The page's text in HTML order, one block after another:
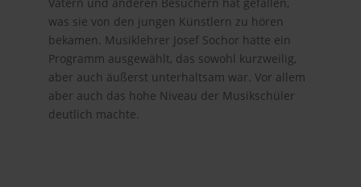
was sie von den jungen Künstlern zu hören
bekamen. Musiklehrer Josef Sochor hatte ein
Programm ausgewählt, das sowohl kurzweilig,
aber auch äußerst unterhaltsam war. Vor allem
aber auch das hohe Niveau der Musikschüler
deutlich machte.